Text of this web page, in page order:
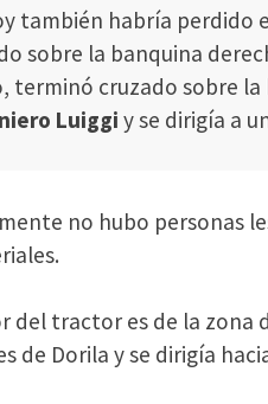
también habría perdido
sobre la banquina
terminó cruzado sobre
Luiggi y se dirigía a
no hubo personas
del tractor es de la zona
de Dorila y se dirigía